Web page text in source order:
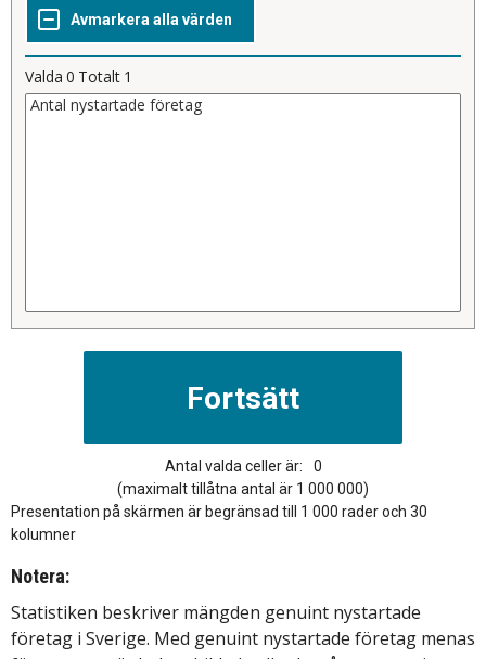
Valda 0 Totalt 1
Antal valda celler är:
0
(maximalt tillåtna antal är 1 000 000)
Presentation på skärmen är begränsad till 1 000 rader och 30
kolumner
Notera:
Statistiken beskriver mängden genuint nystartade
företag i Sverige. Med genuint nystartade företag menas